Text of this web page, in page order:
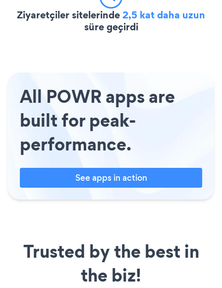
Ziyaretçiler sitelerinde2,5 kat daha uzun
süre geçirdi
All POWR apps are
built for peak-
performance.
See apps in action
Trusted by the best in
the biz!